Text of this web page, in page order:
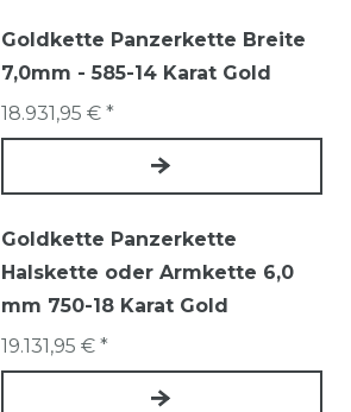
Goldkette Panzerkette Breite
7,0mm - 585-14 Karat Gold
18.931,95 € *
Goldkette Panzerkette
Halskette oder Armkette 6,0
mm 750-18 Karat Gold
19.131,95 € *